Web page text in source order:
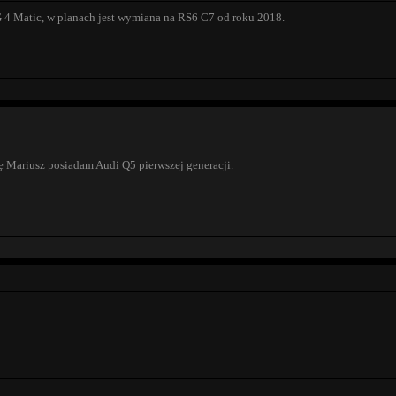
Matic, w planach jest wymiana na RS6 C7 od roku 2018.
posiadam Audi Q5 pierwszej generacji.